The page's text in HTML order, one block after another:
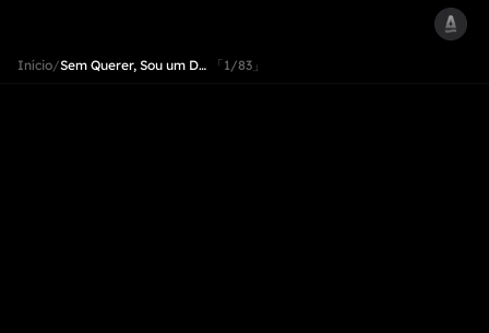
Início/Sem Querer, Sou um D… 「1/83」